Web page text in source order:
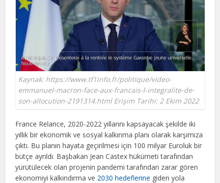
Kaynak: https://www.tf1info.fr/politique/video-
emmanuel-macron-face-aux-francais-l-integralite-de-
son-allocution-2191314.html Erişim Tarihi: 2 Ekim 2022
France Relance, 2020-2022 yıllarını kapsayacak şekilde iki
yıllık bir ekonomik ve sosyal kalkınma planı olarak karşımıza
çıktı. Bu planın hayata geçirilmesi için 100 milyar Euroluk bir
bütçe ayrıldı. Başbakan Jean Castex hükümeti tarafından
yürütülecek olan projenin pandemi tarafından zarar gören
ekonomiyi kalkındırma ve 2030 hedeflerine giden yola